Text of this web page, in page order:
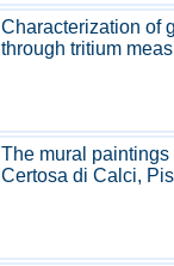
Characterization of
through tritium
The mural
Certosa di Calci,